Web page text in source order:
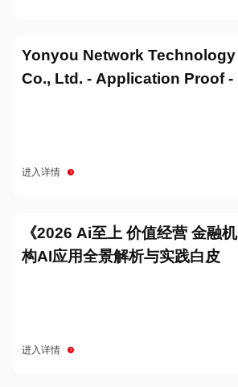
Yonyou Network Technology
Co., Ltd. - Application Proof -
进入详情
《2026 Ai至上 价值经营 金融机
构AI应用全景解析与实践白皮
进入详情